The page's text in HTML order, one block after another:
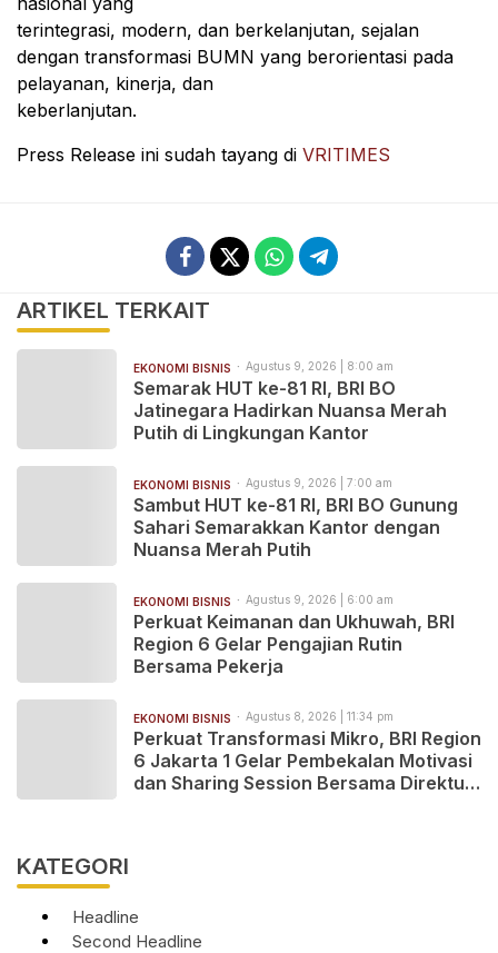
terintegrasi, modern, dan berkelanjutan, sejalan
dengan transformasi BUMN yang berorientasi pada
pelayanan, kinerja, dan
keberlanjutan.
Press Release ini sudah tayang di VRITIMES
ARTIKEL TERKAIT
EKONOMI BISNIS Agustus 9, 2026 | 8:00 am
Semarak HUT ke-81 RI, BRI BO
Jatinegara Hadirkan Nuansa Merah
Putih di Lingkungan Kantor
EKONOMI BISNIS Agustus 9, 2026 | 7:00 am
Sambut HUT ke-81 RI, BRI BO Gunung
Sahari Semarakkan Kantor dengan
Nuansa Merah Putih
EKONOMI BISNIS Agustus 9, 2026 | 6:00 am
Perkuat Keimanan dan Ukhuwah, BRI
Region 6 Gelar Pengajian Rutin
Bersama Pekerja
EKONOMI BISNIS Agustus 8, 2026 | 11:34 pm
Perkuat Transformasi Mikro, BRI Region
6 Jakarta 1 Gelar Pembekalan Motivasi
dan Sharing Session Bersama Direktur
KATEGORI
Headline
Second Headline